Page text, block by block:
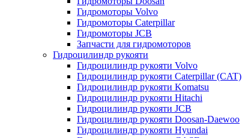
Гидромоторы Volvo
Гидромоторы Caterpillar
Гидромоторы JCB
Запчасти для гидромоторов
Гидроцилиндр рукояти
Гидроцилиндр рукояти Volvo
Гидроцилиндр рукояти Caterpillar (CAT)
Гидроцилиндр рукояти Komatsu
Гидроцилиндр рукояти Hitachi
Гидроцилиндр рукояти JCB
Гидроцилиндр рукояти Doosan-Daewoo
Гидроцилиндр рукояти Hyundai